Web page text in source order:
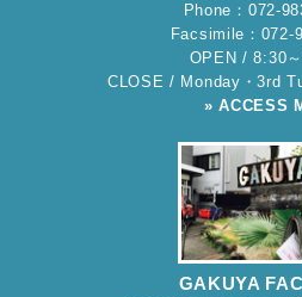
Phone：072-
Facsimile：072-
OPEN / 8:30
CLOSE / Monday・3rd
» ACCESS
GAKUYA